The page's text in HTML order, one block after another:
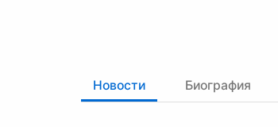
Новости Биография